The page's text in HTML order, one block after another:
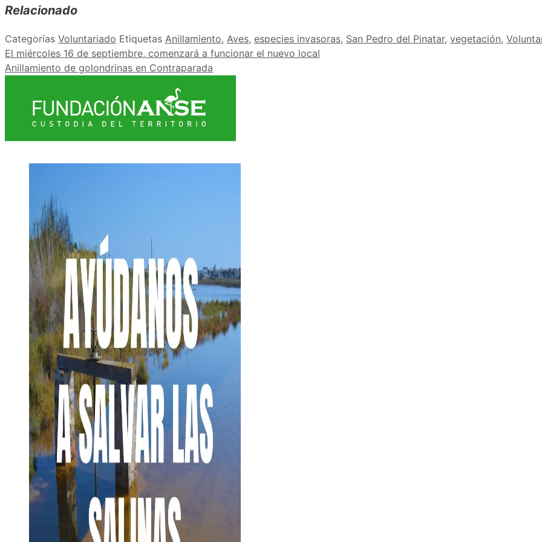
Relacionado
Categorías Voluntariado Etiquetas Anillamiento, Aves, especies invasoras, San Pedro del Pinatar, vegetación,
El miércoles 16 de septiembre, comenzará a funcionar el nuevo local
Anillamiento de golondrinas en Contraparada